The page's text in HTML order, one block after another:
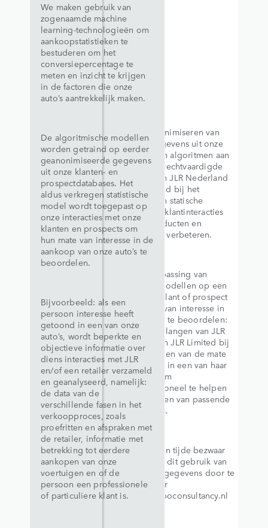
Voor het anonimiseren van
persoonsgegevens uit onze
databases om algoritmen aan
te sturen: gerechtvaardigde
belangen van JLR Nederland
en JLR Limited bij het
uitvoeren van statische
analyses van klantinteracties
om haar producten en
processen te verbeteren.
Voor de toepassing van
statistische modellen op een
individuele klant of prospect
om de mate van interesse in
een aankoop te beoordelen:
Legitieme belangen van JLR
Nederland en JLR Limited bij
het beoordelen van de mate
van interesse in een van haar
voertuigen om
verkooppersoneel te helpen
bij het bepalen van passende
vervolgacties.
U kunt te allen tijde bezwaar
maken tegen dit gebruik van
uw persoonsgegevens door te
schrijven naar
j.martens@dpoconsultancy.nl
We maken gebruik van
zogenaamde machine
learning-technologieën om
aankoopstatistieken te
bestuderen om het
conversiepercentage te
meten en inzicht te krijgen
in de factoren die onze
auto’s aantrekkelijk maken.
De algoritmische modellen
worden getraind op eerder
geanonimiseerde gegevens
uit onze klanten- en
prospectdatabases. Het
aldus verkregen statistische
model wordt toegepast op
onze interacties met onze
klanten en prospects om
hun mate van interesse in de
aankoop van onze auto’s te
beoordelen.
Bijvoorbeeld: als een
persoon interesse heeft
getoond in een van onze
auto’s, wordt beperkte en
objectieve informatie over
diens interacties met JLR
en/of een retailer verzameld
en geanalyseerd, namelijk:
de data van de
verschillende fasen in het
verkoopproces, zoals
proefritten en afspraken met
de retailer, informatie met
betrekking tot eerdere
aankopen van onze
voertuigen en of de
persoon een professionele
of particuliere klant is.